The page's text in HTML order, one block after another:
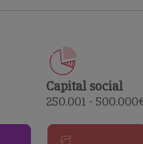
e analisar o risco de
Capital social
250.001 -